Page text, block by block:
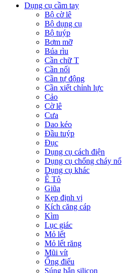
Dụng cụ cầm tay
Bộ cờ lê
Bộ dụng cụ
Bộ tuýp
Bơm mỡ
Búa rìu
Cần chữ T
Cần nối
Cần tự động
Cần xiết chỉnh lực
Cảo
Cờ lê
Cưa
Dao kéo
Đầu tuýp
Đục
Dụng cụ cách điện
Dụng cụ chống cháy nổ
Dụng cụ khác
Ê Tô
Giũa
Kẹp định vị
Kích căng cáp
Kìm
Lục giác
Mỏ lết
Mỏ lết răng
Mũi vít
Ống điếu
Súng bắn silicon